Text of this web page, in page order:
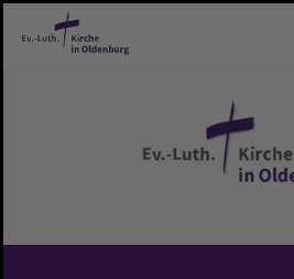
Zum Hauptinhalt springen